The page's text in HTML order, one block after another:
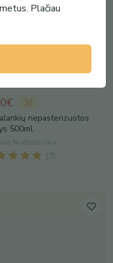
nepasterizuotos
500ml.
Norbuto ūkis
( 3
Plačiau